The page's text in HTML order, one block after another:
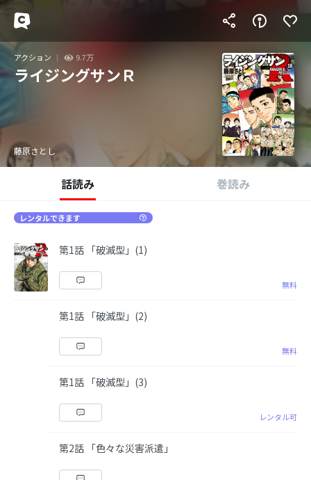
アクション 9.7万
ライジングサンＲ
藤原さとし
話読み 巻読み
レンタルできます
第1話 「破滅型」(1)
無料
第1話 「破滅型」(2)
無料
第1話 「破滅型」(3)
レンタル可
第2話 「色々な災害派遣」